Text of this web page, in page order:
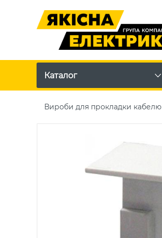
Каталог
Вироби для прокладки кабелю